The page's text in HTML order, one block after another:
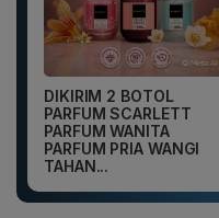
DIKIRIM 2 BOTOL
PARFUM SCARLETT
PARFUM WANITA
PARFUM PRIA WANGI
TAHAN...